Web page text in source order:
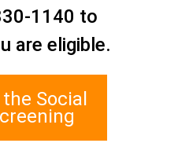
1140 to
are eligible.
Social